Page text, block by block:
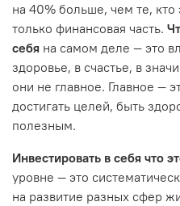
на 40% больше, чем те, кто
только финансовая часть.
себя на самом деле — это
здоровье, в счастье, в
они не главное. Главное —
достигать целей, быть
полезным.
Инвестировать в себя что
уровне — это
на развитие разных сфер